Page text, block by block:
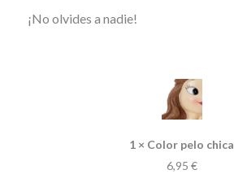
¡No olvides a nadie!
1 × Color pelo chica
6,95 €